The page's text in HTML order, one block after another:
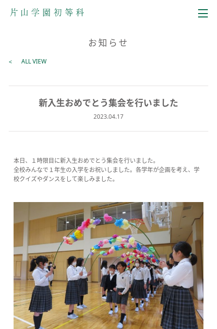
お知らせ
ALL VIEW
新入生おめでとう集会を行いました
2023.04.17
本日、１時限目に新入生おめでとう集会を行いました。
全校みんなで１年生の入学をお祝いしました。各学年が企画を考え、学
校クイズやダンスをして楽しみました。